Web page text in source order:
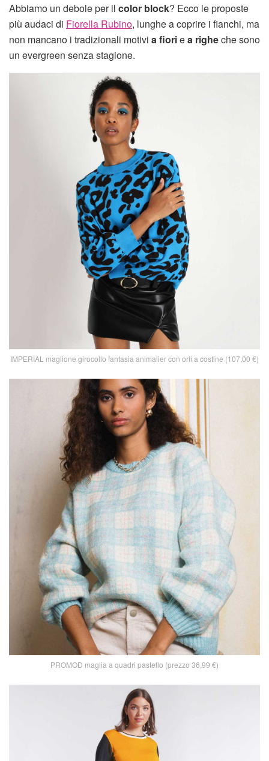
Abbiamo un debole per il color block? Ecco le proposte
più audaci di Fiorella Rubino, lunghe a coprire i fianchi, ma
non mancano i tradizionali motivi a fioriea righeche sono
un evergreen senza stagione.
IMPERIAL maglione girocollo fantasia animalier con orli a costine (107,00 €)
PROMOD maglia a quadri pastello (prezzo 36,99 €)